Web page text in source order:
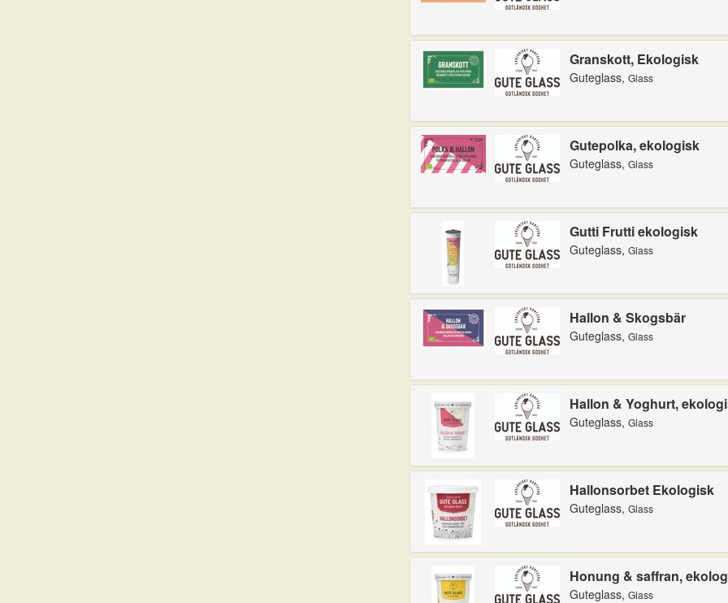
Granskott, Ekologisk
Guteglass, Glass
Gutepolka, ekologisk
Guteglass, Glass
Gutti Frutti ekologisk
Guteglass, Glass
Hallon & Skogsbär
Guteglass, Glass
Hallon & Yoghurt,
Guteglass, Glass
Hallonsorbet Ekologisk
Guteglass, Glass
Honung & saffran,
Guteglass, Glass